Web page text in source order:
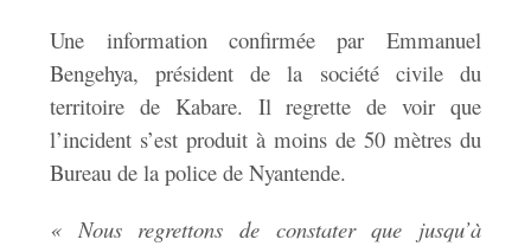
Une information confirmée par Emmanuel
Bengehya, président de la société civile du
territoire de Kabare. Il regrette de voir que
l’incident s’est produit à moins de 50 mètres du
Bureau de la police de Nyantende.
« Nous regrettons de constater que jusqu’à